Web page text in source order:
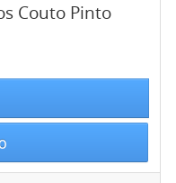
Couto Pinto